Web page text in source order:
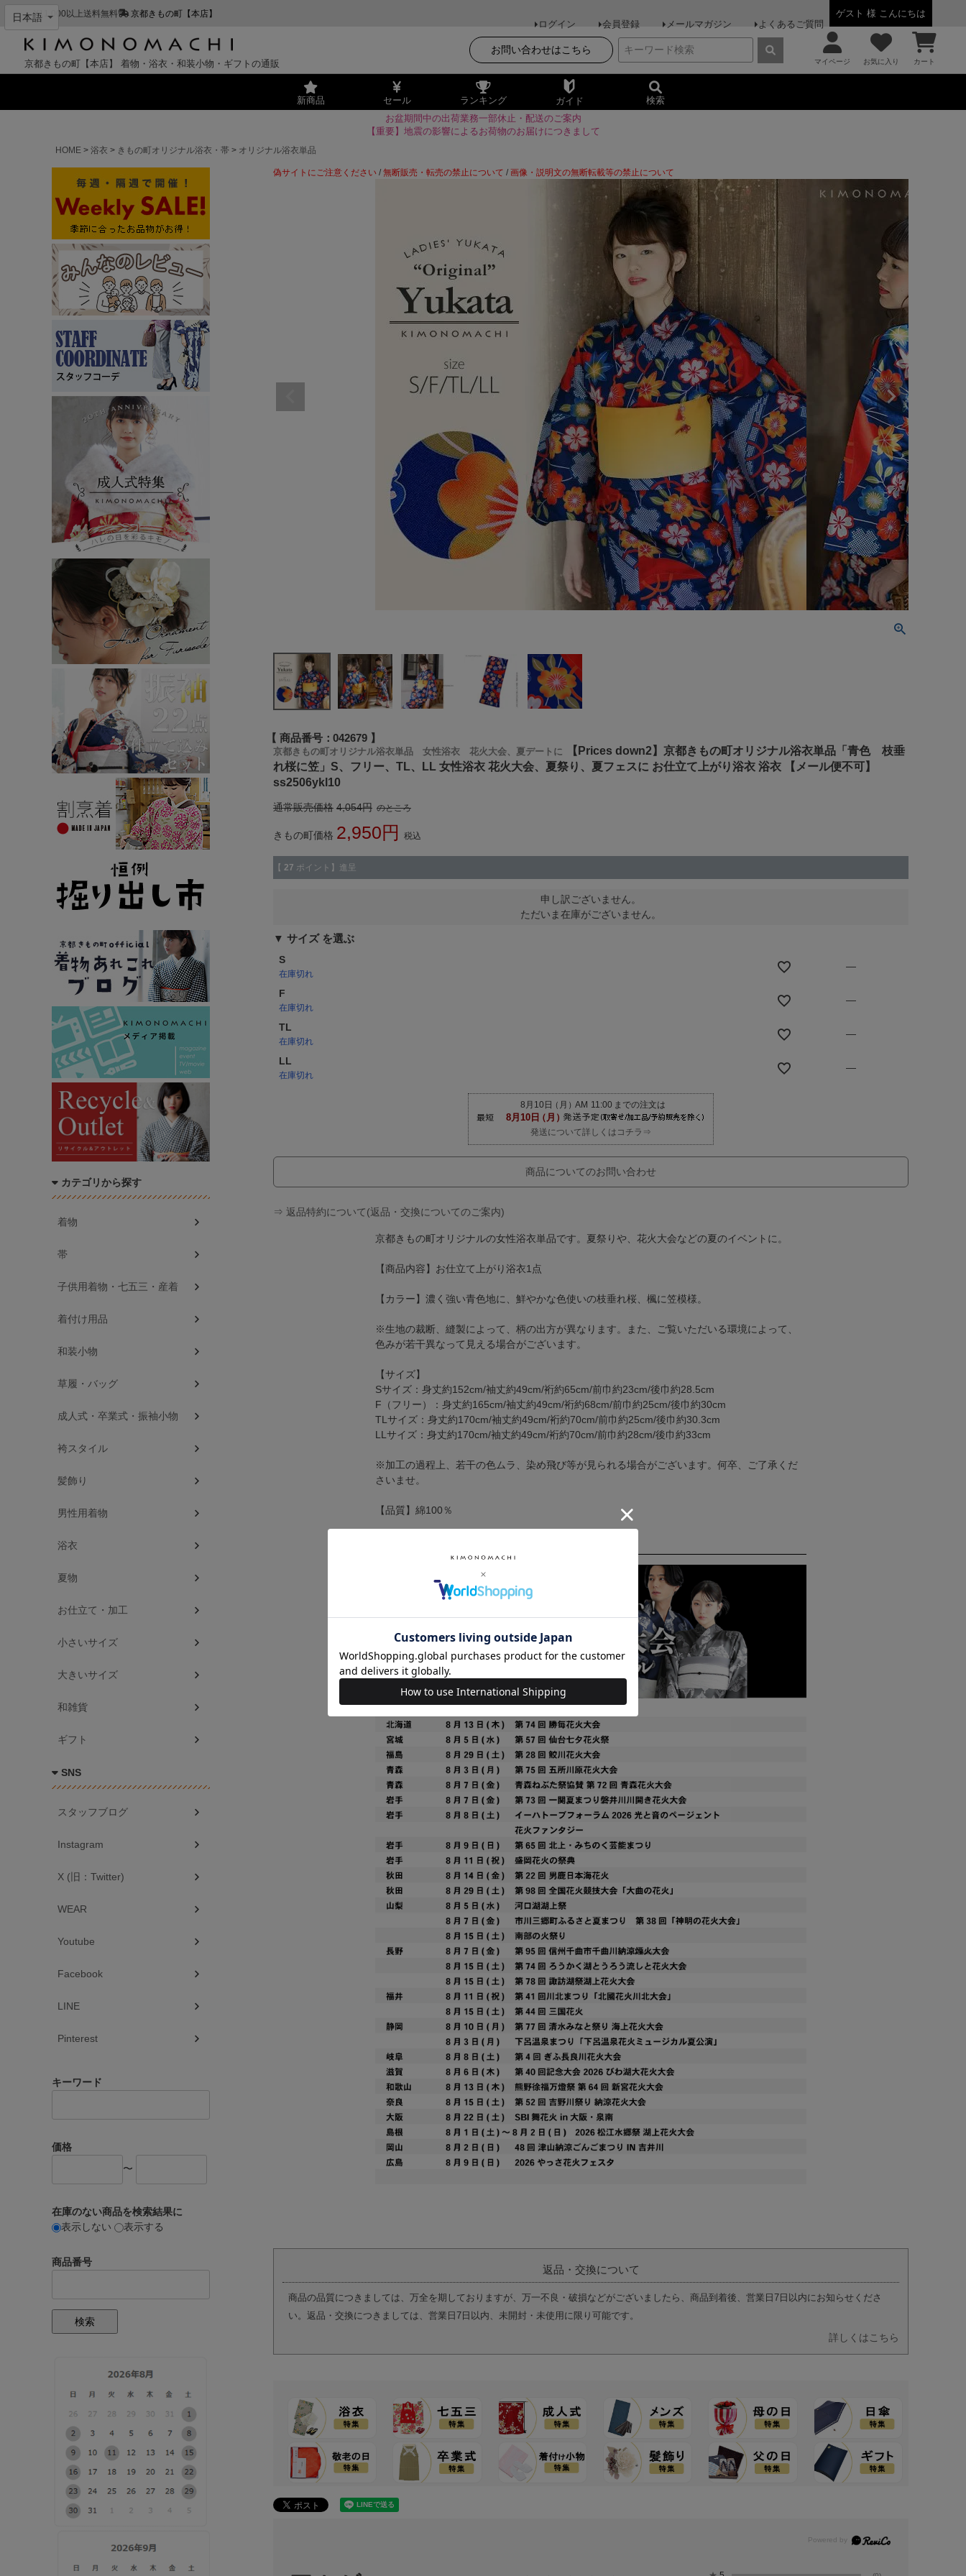
¥11,000以上送料無料 京都きもの町【本店】
ゲスト 様 こんにちは
ログイン
会員登録 メールマガジン よくあるご質問
京都きもの町【本店】 着物・浴衣・和装小物・ギフトの通販
お問い合わせはこちら
マイページ お気に入り カート
新商品 セール ランキング ガイド 検索
お盆期間中の出荷業務一部休止・配送のご案内
【重要】地震の影響によるお荷物のお届けにつきまして
HOME
浴衣 きもの町オリジナル浴衣・帯 オリジナル浴衣単品
偽サイトにご注意ください / 無断販売・転売の禁止について / 画像・説明文の無断転載等の禁止について
商品番号 042679
京都きもの町オリジナル浴衣単品 女性浴衣 花火大会、夏デートに
【Prices down2】京都きもの町オリジナル浴衣単品「青色 枝垂
れ桜に笠」S、フリー、TL、LL 女性浴衣 花火大会、夏祭り、夏フェスに お仕立て上がり浴衣 浴衣 【メール便不可】
ss2506ykl10
通常販売価格 4,054 のところ
きもの町価格 2,950 税込
【 27 ポイント】進呈
申し訳ございません。
ただいま在庫がございません。
サイズ
S
在庫切れ
—
F
在庫切れ
—
TL
在庫切れ
—
LL
在庫切れ
—
発送について詳しくはコチラ⇒
商品についてのお問い合わせ
⇒ 返品特約について(返品・交換についてのご案内)
京都きもの町オリジナルの女性浴衣単品です。夏祭りや、花火大会などの夏のイベントに。
【商品内容】お仕立て上がり浴衣1点
【カラー】濃く強い青色地に、鮮やかな色使いの枝垂れ桜、楓に笠模様。
※生地の裁断、縫製によって、柄の出方が異なります。また、ご覧いただいる環境によって、
色みが若干異なって見える場合がございます。
【サイズ】
Sサイズ：身丈約152cm/袖丈約49cm/裄約65cm/前巾約23cm/後巾約28.5cm
F（フリー）：身丈約165cm/袖丈約49cm/裄約68cm/前巾約25cm/後巾約30cm
TLサイズ：身丈約170cm/袖丈約49cm/裄約70cm/前巾約25cm/後巾約30.3cm
LLサイズ：身丈約170cm/袖丈約49cm/裄約70cm/前巾約28cm/後巾約33cm
※加工の過程上、若干の色ムラ、染め飛び等が見られる場合がございます。何卒、ご了承くだ
さいませ。
【品質】綿100％
返品・交換について
商品の品質につきましては、万全を期しておりますが、万一不良・破損などがございましたら、商品到着後、営業日7日以内にお知らせくださ
い。返品・交換につきましては、営業日7日以内、未開封・未使用に限り可能です。
詳しくはこちら
カテゴリから探す
着物
帯
子供用着物・七五三・産着
着付け用品
和装小物
草履・バッグ
成人式・卒業式・振袖小物
袴スタイル
髪飾り
男性用着物
浴衣
夏物
お仕立て・加工
小さいサイズ
大きいサイズ
和雑貨
ギフト
SNS
スタッフブログ
Instagram
X (旧：Twitter)
WEAR
Youtube
Facebook
LINE
Pinterest
キーワード
価格
〜
在庫のない商品を検索結果に
表示しない
表示する
商品番号
検索